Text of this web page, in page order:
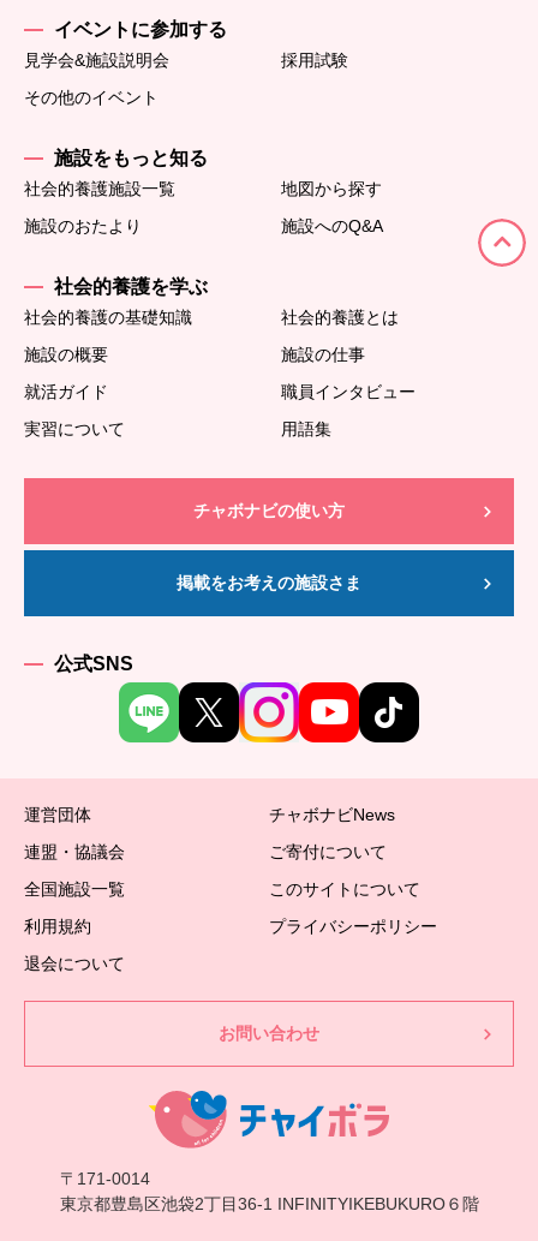
イベントに参加する
見学会&施設説明会
採用試験
その他のイベント
施設をもっと知る
社会的養護施設一覧
地図から探す
施設のおたより
施設へのQ&A
社会的養護を学ぶ
社会的養護の基礎知識
社会的養護とは
施設の概要
施設の仕事
就活ガイド
職員インタビュー
実習について
用語集
チャボナビの使い方
掲載をお考えの施設さま
公式SNS
運営団体
チャボナビNews
連盟・協議会
ご寄付について
全国施設一覧
このサイトについて
利用規約
プライバシーポリシー
退会について
お問い合わせ
〒171-0014
東京都豊島区池袋2丁目36-1 INFINITYIKEBUKURO６階